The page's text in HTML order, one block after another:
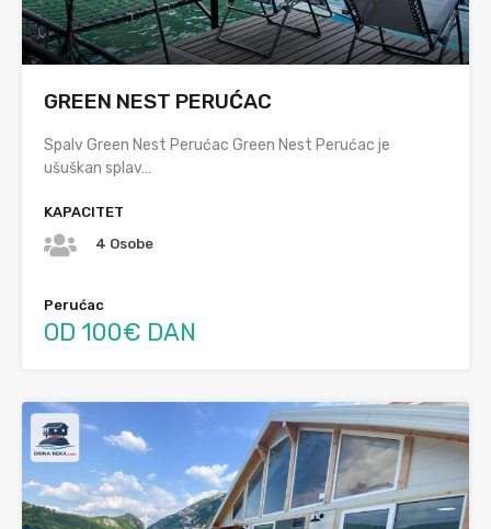
GREEN NEST PERUĆAC
Spalv Green Nest Perućac Green Nest Perućac je
ušuškan splav…
KAPACITET
4 Osobe
Perućac
OD 100€ DAN